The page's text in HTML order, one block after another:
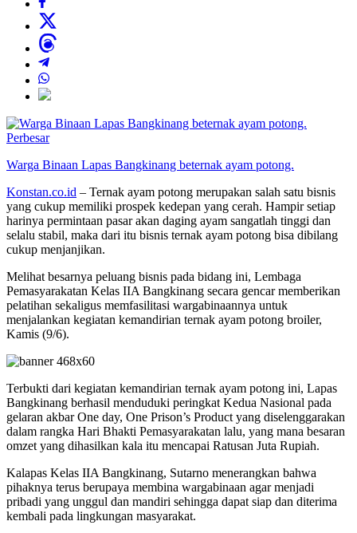
Perbesar
Warga Binaan Lapas Bangkinang beternak ayam potong.
Konstan.co.id – Ternak ayam potong merupakan salah satu bisnis
yang cukup memiliki prospek kedepan yang cerah. Hampir setiap
harinya permintaan pasar akan daging ayam sangatlah tinggi dan
selalu stabil, maka dari itu bisnis ternak ayam potong bisa dibilang
cukup menjanjikan.
Melihat besarnya peluang bisnis pada bidang ini, Lembaga
Pemasyarakatan Kelas IIA Bangkinang secara gencar memberikan
pelatihan sekaligus memfasilitasi wargabinaannya untuk
menjalankan kegiatan kemandirian ternak ayam potong broiler,
Kamis (9/6).
Terbukti dari kegiatan kemandirian ternak ayam potong ini, Lapas
Bangkinang berhasil menduduki peringkat Kedua Nasional pada
gelaran akbar One day, One Prison’s Product yang diselenggarakan
dalam rangka Hari Bhakti Pemasyarakatan lalu, yang mana besaran
omzet yang dihasilkan kala itu mencapai Ratusan Juta Rupiah.
Kalapas Kelas IIA Bangkinang, Sutarno menerangkan bahwa
pihaknya terus berupaya membina wargabinaan agar menjadi
pribadi yang unggul dan mandiri sehingga dapat siap dan diterima
kembali pada lingkungan masyarakat.